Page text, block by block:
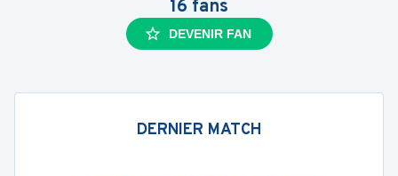
16 fans
DEVENIR FAN
DERNIER MATCH